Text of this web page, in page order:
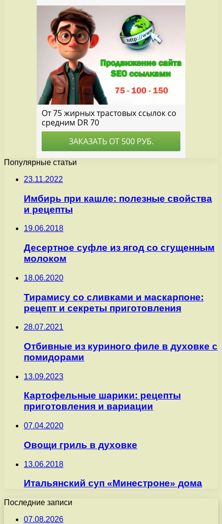
Популярные статьи
23.11.2022
Имбирь при кашле: полезные свойства
и рецепты
19.06.2018
Десертное суфле из ягод со сгущенным
молоком
18.06.2020
Тирамису со сливками и маскарпоне:
рецепт и секреты приготовления
28.07.2021
Отбивные из куриного филе в духовке с
помидорами
13.09.2023
Картофельные шарики: рецепты
приготовления и вариации
07.04.2020
Овощи гриль в духовке
13.06.2018
Итальянский суп «Минестроне» дома
Последние записи
07.08.2026